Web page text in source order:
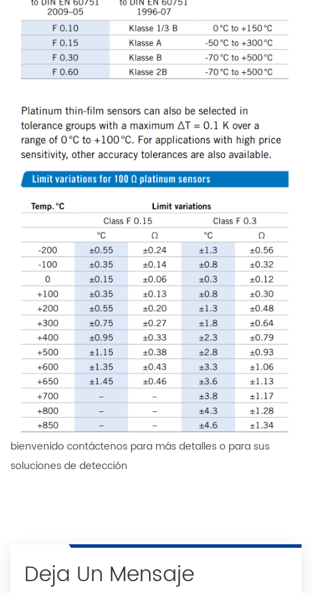
bienvenido contáctenos para más detalles o para sus
soluciones de detección
Deja Un Mensaje